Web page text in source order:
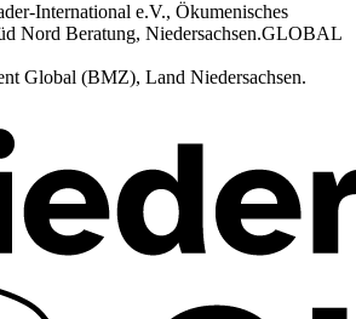
International e.V., Ökumenisches
Nord Beratung, Niedersachsen.GLOBAL
Global (BMZ), Land Niedersachsen.